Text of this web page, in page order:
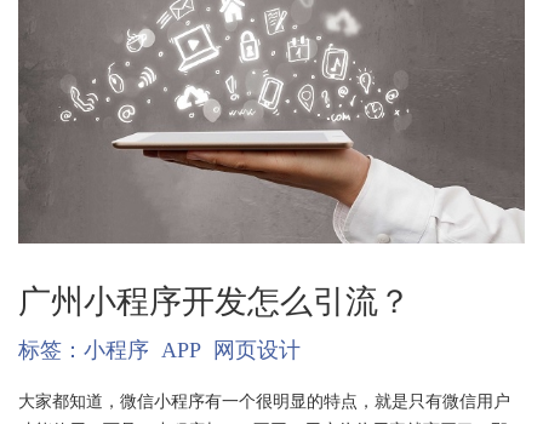
广州小程序开发怎么引流？
标签： 小程序 APP 网页设计
大家都知道，微信小程序有一个很明显的特点，就是只有微信用户